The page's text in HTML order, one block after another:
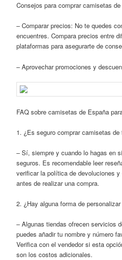
Consejos para comprar camisetas
– Comparar precios: No te quedes
encuentres. Compara precios entre
plataformas para asegurarte de
– Aprovechar promociones y
FAQ sobre camisetas de España
1. ¿Es seguro comprar camisetas
– Sí, siempre y cuando lo hagas en
seguros. Es recomendable leer
verificar la política de devoluciones
antes de realizar una compra.
2. ¿Hay alguna forma de
– Algunas tiendas ofrecen servicios
puedes añadir tu nombre y número
Verifica con el vendedor si esta
son los costos adicionales.